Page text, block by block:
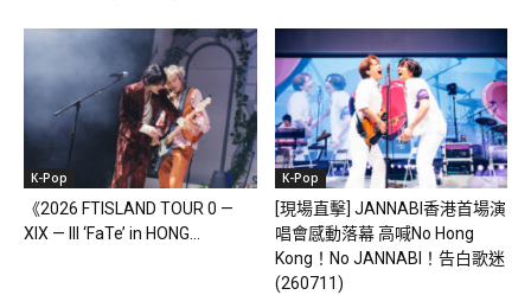
K-Pop
《2026 FTISLAND TOUR 0 —
XIX — III ‘FaTe’ in HONG...
K-Pop
[現場直擊] JANNABI香港首場演
唱會感動落幕 高喊No Hong
Kong！No JANNABI！告白歌迷
(260711)